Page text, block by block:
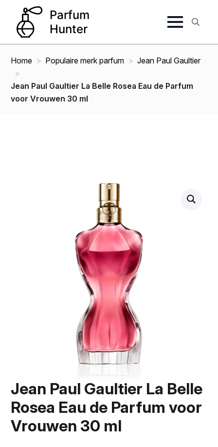
Home Populaire merk parfum Jean Paul Gaultier
Jean Paul Gaultier La Belle Rosea Eau de Parfum
voor Vrouwen 30 ml
Jean Paul Gaultier La Belle
Rosea Eau de Parfum voor
Vrouwen 30 ml